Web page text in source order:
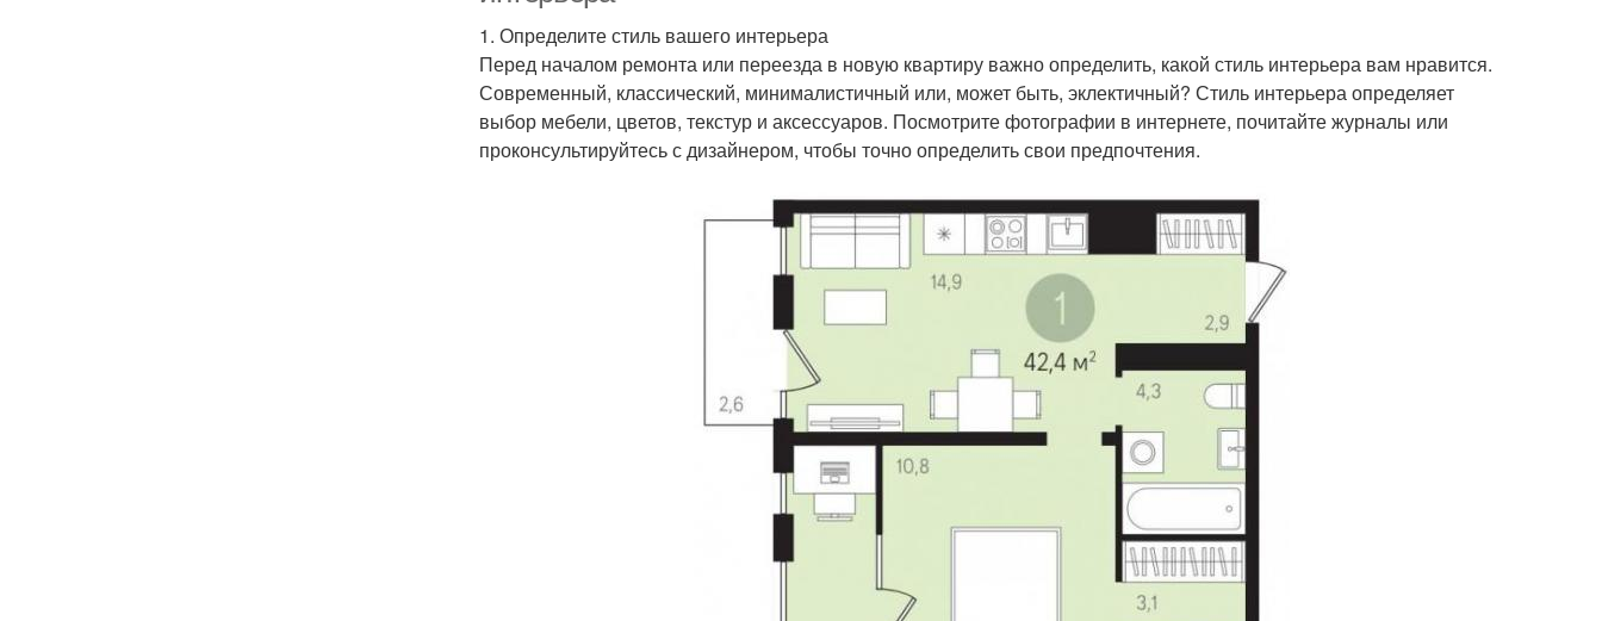
1. Определите стиль вашего интерьера
Перед началом ремонта или переезда в новую квартиру важно определить, какой стиль интерьера вам нравится.
Современный, классический, минималистичный или, может быть, эклектичный? Стиль интерьера определяет
выбор мебели, цветов, текстур и аксессуаров. Посмотрите фотографии в интернете, почитайте журналы или
проконсультируйтесь с дизайнером, чтобы точно определить свои предпочтения.